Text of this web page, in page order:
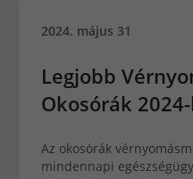
2024. május 31
Legjobb
Okosórák
Az okosórák
mindennapi